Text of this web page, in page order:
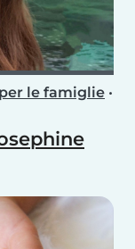
le famiglie •